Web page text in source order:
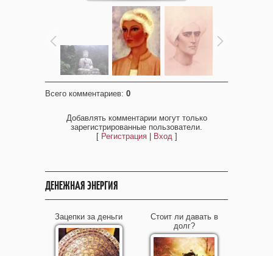
Всего комментариев: 0
Добавлять комментарии могут только
зарегистрированные пользователи.
[ Регистрация| Вход]
ДЕНЕЖНАЯ ЭНЕРГИЯ
Зацепки за деньги
Стоит ли давать в
долг?